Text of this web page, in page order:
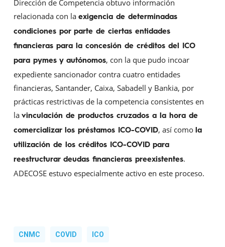
Dirección de Competencia obtuvo información
relacionada con la exigencia de determinadas
condiciones por parte de ciertas entidades
financieras para la concesión de créditos del ICO
para pymes y autónomos, con la que pudo incoar
expediente sancionador contra cuatro entidades
financieras, Santander, Caixa, Sabadell y Bankia, por
prácticas restrictivas de la competencia consistentes en
la vinculación de productos cruzados a la hora de
comercializar los préstamos ICO-COVID, así como la
utilización de los créditos ICO-COVID para
reestructurar deudas financieras preexistentes.
ADECOSE estuvo especialmente activo en este proceso.
CNMC COVID ICO